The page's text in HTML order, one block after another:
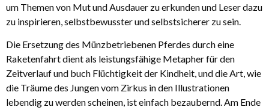
um Themen von Mut und Ausdauer zu erkunden und Leser dazu
zu inspirieren, selbstbewusster und selbstsicherer zu sein.
Die Ersetzung des Münzbetriebenen Pferdes durch eine
Raketenfahrt dient als leistungsfähige Metapher für den
Zeitverlauf und buch Flüchtigkeit der Kindheit, und die Art, wie
die Träume des Jungen vom Zirkus in den Illustrationen
lebendig zu werden scheinen, ist einfach bezaubernd. Am Ende